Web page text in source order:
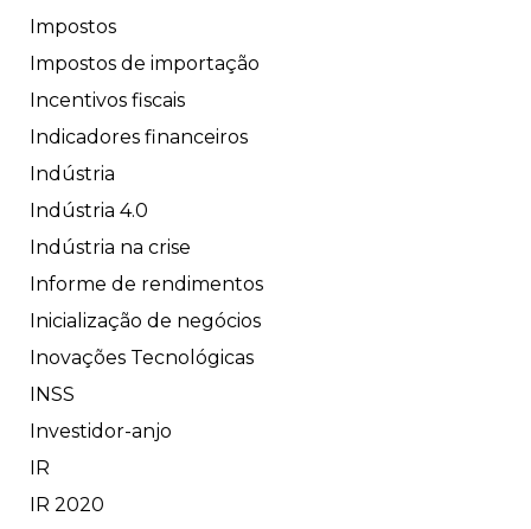
Impostos
Impostos de importação
Incentivos fiscais
Indicadores financeiros
Indústria
Indústria 4.0
Indústria na crise
Informe de rendimentos
Inicialização de negócios
Inovações Tecnológicas
INSS
Investidor-anjo
IR
IR 2020